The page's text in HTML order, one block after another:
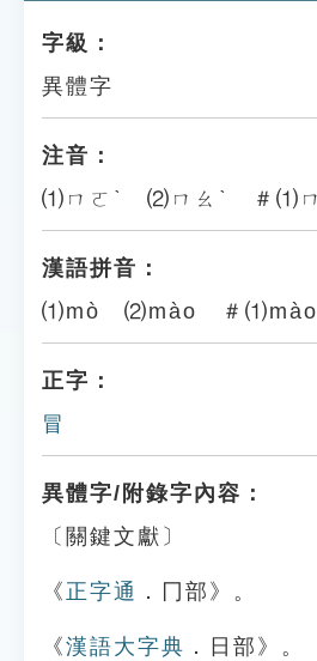
字級：
異體字
注音：
⑴ㄇㄛˋ ⑵ㄇㄠˋ ＃⑴
漢語拼音：
⑴mò ⑵mào ＃
正字：
冒
異體字/附錄字內容：
〔關鍵文獻〕
《 正字通 ．冂部》。
《漢語大字典 ．日部》。